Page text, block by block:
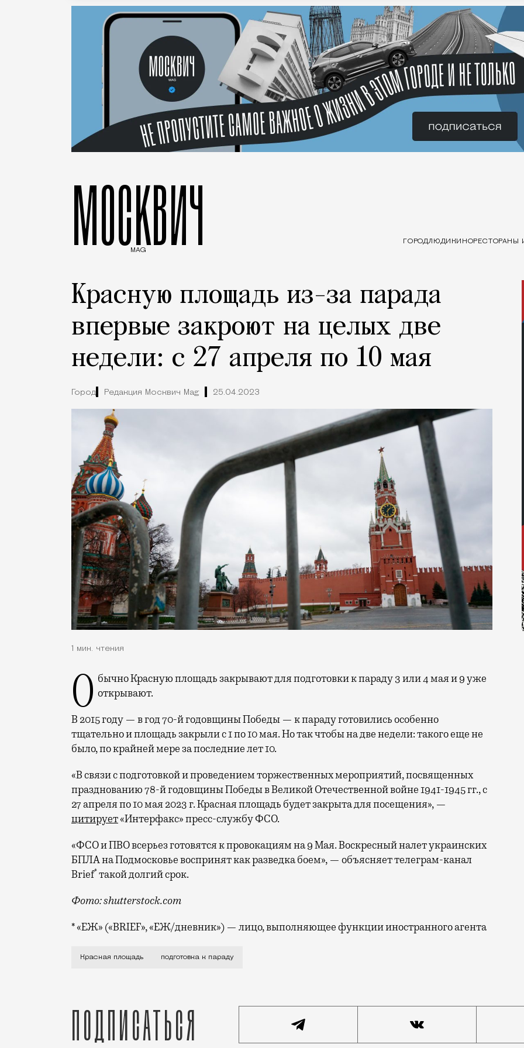
МОСКВИЧ
MAG
ГОРОДЛЮДИ КИНОРЕСТОРАНЫ
Красную площадь из-за парада
впервые закроют на целых две
недели: с 27 апреля по 10 мая
Город Редакция Москвич Mag 25.04.2023
1 мин. чтения
Обычно Красную площадь закрывают для подготовки к параду 3 или 4 мая и 9 уже открывают.
В 2015 году — в год 70-й годовщины Победы — к параду готовились особенно
тщательно и площадь закрыли с 1 по 10 мая. Но так чтобы на две недели: такого еще не
было, по крайней мере за последние лет 10.
«В связи с подготовкой и проведением торжественных мероприятий, посвященных
празднованию 78-й годовщины Победы в Великой Отечественной войне 1941-1945 гг., с
27 апреля по 10 мая 2023 г. Красная площадь будет закрыта для посещения», —
цитирует«Интерфакс» пресс-службу ФСО.
«ФСО и ПВО всерьез готовятся к провокациям на 9 Мая. Воскресный налет украинских
БПЛА на Подмосковье воспринят как разведка боем», — объясняет телеграм-канал
Brief*такой долгий срок.
Фото: shutterstock.com
* «ЕЖ» («BRIEF», «ЕЖ/дневник») — лицо, выполняющее функции иностранного агента
Красная площадь подготовка к параду
Подписаться